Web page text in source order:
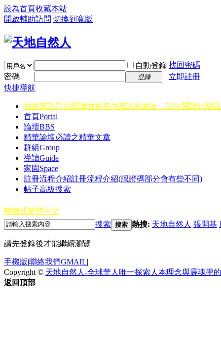
設為首頁收藏本站
開啟輔助訪問 切換到寬版
自動登錄 找回密碼
密碼
登錄
立即註冊
快捷導航
歡迎來訪請先閱讀歡迎各位來訪的網友，請先閱讀此則
首頁Portal
論壇BBS
精華論壇必讀之精華文章
群組Group
導讀Guide
家園 Space
註冊流程介紹註冊流程介紹(認證碼部分會有些不同)
帖子高級搜索
轉換成繁體中文
搜索 搜索 熱搜: 天地自然人 張開基
請先登錄後才能繼續瀏覽
手機版|聯絡我們GMAIL|
Copyright © 天地自然人-全球華人唯一探索人本理念與靈魂學
返回頂部